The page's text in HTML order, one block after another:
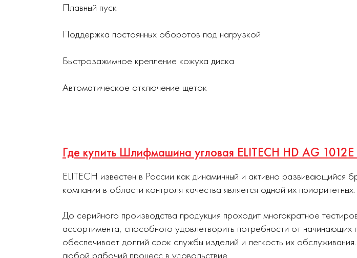
Плавный пуск
Поддержка постоянных оборотов под нагрузкой
Быстрозажимное крепление кожуха диска
Автоматическое отключение щеток
Где купить Шлифмашина угловая ELITECH HD AG
ELITECH известен в России как динамичный и активно
компании в области контроля качества является одной их приоритетных.
До серийного производства продукция проходит многократное
ассортимента, способного удовлетворить потребности от
обеспечивает долгий срок службы изделий и легкость их
любой рабочий процесс в удовольствие.